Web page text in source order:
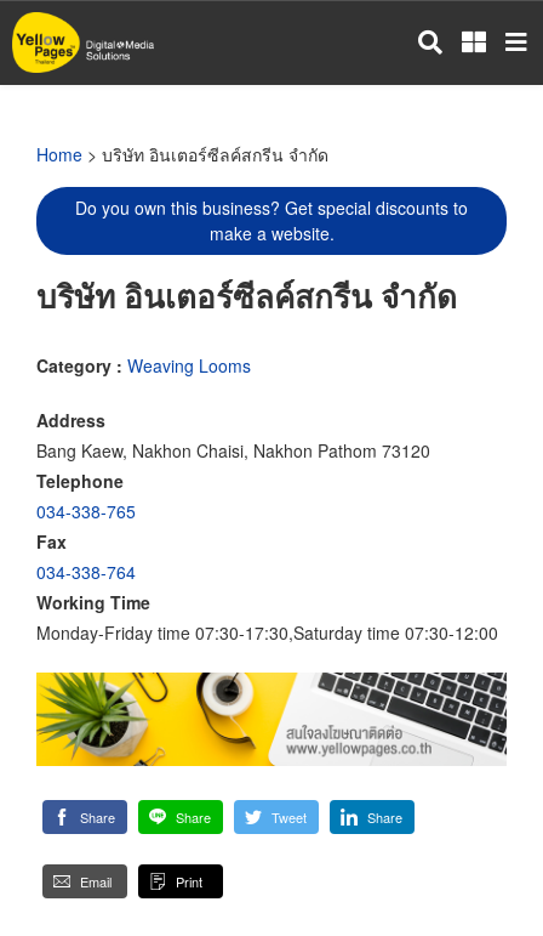
Skip
to
main
Home > บริษัท อินเตอร์ซีลค์สกรีน จำกัด
Do you own this business? Get special discounts to
make a website.
บริษัท อินเตอร์ซีลค์สกรีน จำกัด
Category : Weaving Looms
Address
Bang Kaew, Nakhon Chaisi, Nakhon Pathom 73120
Telephone
034-338-765
Fax
034-338-764
Working Time
Monday-Friday time 07:30-17:30,Saturday time 07:30-12:00
Share Share Tweet Share
Email Print